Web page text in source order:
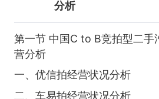
分析
第一节 中国C to B竞拍型二手
营分析
一、优信拍经营状况分析
二、车易拍经营状况分析